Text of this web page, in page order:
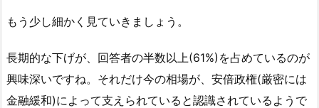
もう少し細かく見ていきましょう。
長期的な下げが、回答者の半数以上(61%)を占めているのが
興味深いですね。それだけ今の相場が、安倍政権(厳密には
金融緩和)によって支えられていると認識されているようで